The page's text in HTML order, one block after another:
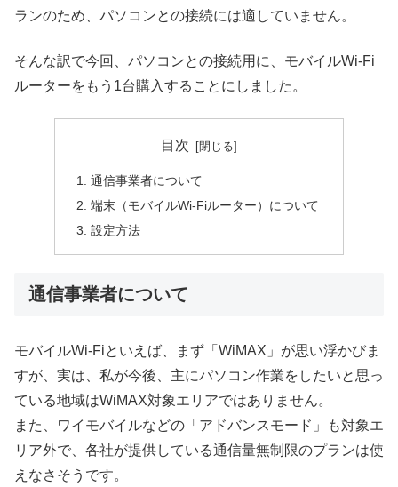
ランのため、パソコンとの接続には適していません。
そんな訳で今回、パソコンとの接続用に、モバイルWi-Fi
ルーターをもう1台購入することにしました。
目次
通信事業者について
端末（モバイルWi-Fiルーター）について
設定方法
通信事業者について
モバイルWi-Fiといえば、まず「WiMAX」が思い浮かびま
すが、実は、私が今後、主にパソコン作業をしたいと思っ
ている地域はWiMAX対象エリアではありません。
また、ワイモバイルなどの「アドバンスモード」も対象エ
リア外で、各社が提供している通信量無制限のプランは使
えなさそうです。